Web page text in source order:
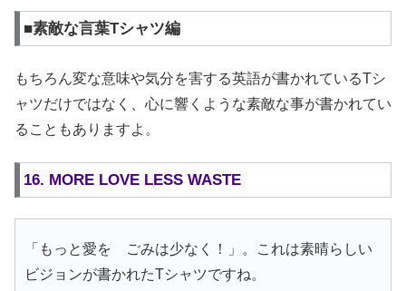
■素敵な言葉Tシャツ編
もちろん変な意味や気分を害する英語が書かれているTシ
ャツだけではなく、心に響くような素敵な事が書かれてい
ることもありますよ。
16. MORE LOVE LESS WASTE
「もっと愛を ごみは少なく！」。これは素晴らしい
ビジョンが書かれたTシャツですね。